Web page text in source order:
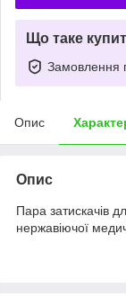
Що таке
Замовлення
Опис
Опис
Пара затискачів
нержавіючої